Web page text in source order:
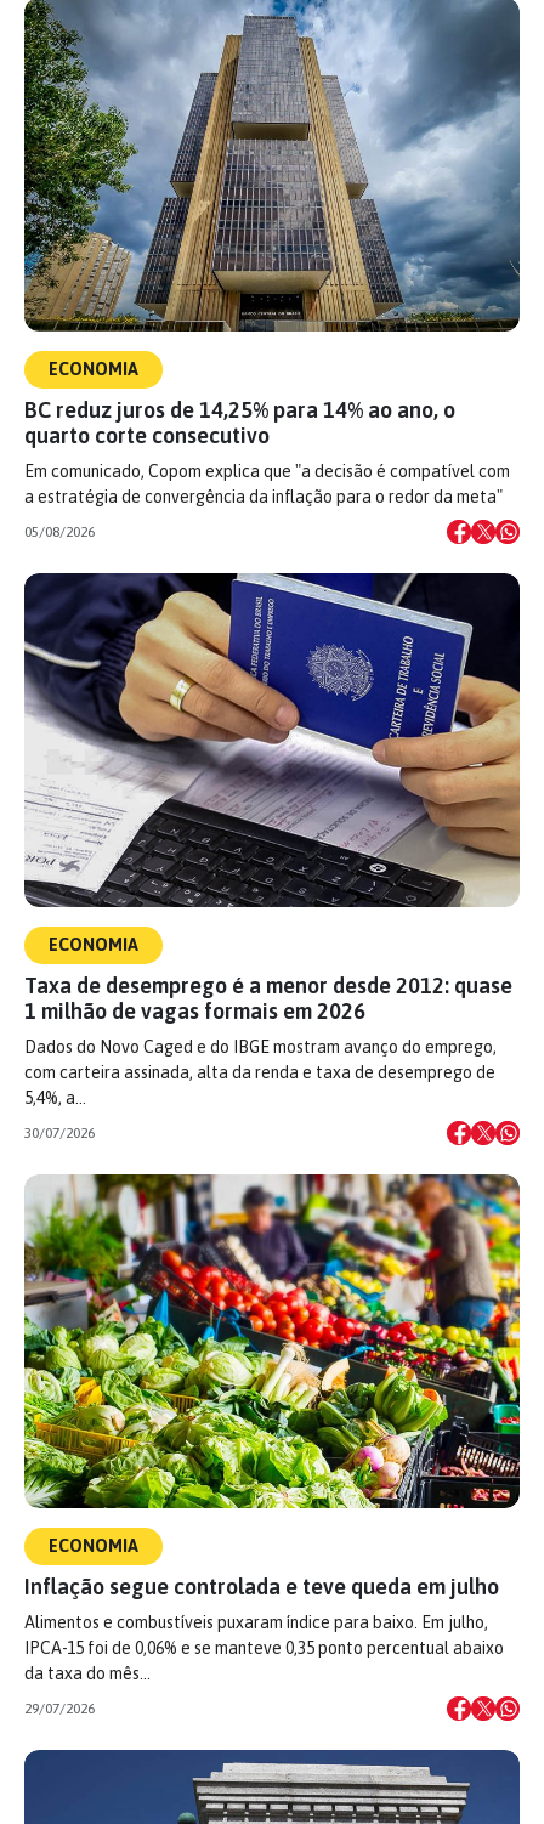
ECONOMIA
BC reduz juros de 14,25% para 14% ao ano, o
quarto corte consecutivo
Em comunicado, Copom explica que "a decisão é compatível com
a estratégia de convergência da inflação para o redor da meta"
05/08/2026
ECONOMIA
Taxa de desemprego é a menor desde 2012: quase
1 milhão de vagas formais em 2026
Dados do Novo Caged e do IBGE mostram avanço do emprego,
com carteira assinada, alta da renda e taxa de desemprego de
5,4%, a…
30/07/2026
ECONOMIA
Inflação segue controlada e teve queda em julho
Alimentos e combustíveis puxaram índice para baixo. Em julho,
IPCA-15 foi de 0,06% e se manteve 0,35 ponto percentual abaixo
da taxa do mês…
29/07/2026